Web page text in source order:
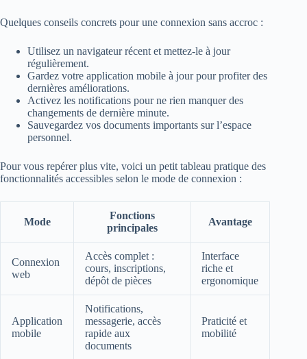
Quelques conseils concrets pour une connexion sans accroc :
Utilisez un navigateur récent et mettez-le à jour
régulièrement.
Gardez votre application mobile à jour pour profiter des
dernières améliorations.
Activez les notifications pour ne rien manquer des
changements de dernière minute.
Sauvegardez vos documents importants sur l’espace
personnel.
Pour vous repérer plus vite, voici un petit tableau pratique des
fonctionnalités accessibles selon le mode de connexion :
Mode
Fonctions
principales
Avantage
Connexion
web
Accès complet :
cours, inscriptions,
dépôt de pièces
Interface
riche et
ergonomique
Application
mobile
Notifications,
messagerie, accès
rapide aux
documents
Praticité et
mobilité